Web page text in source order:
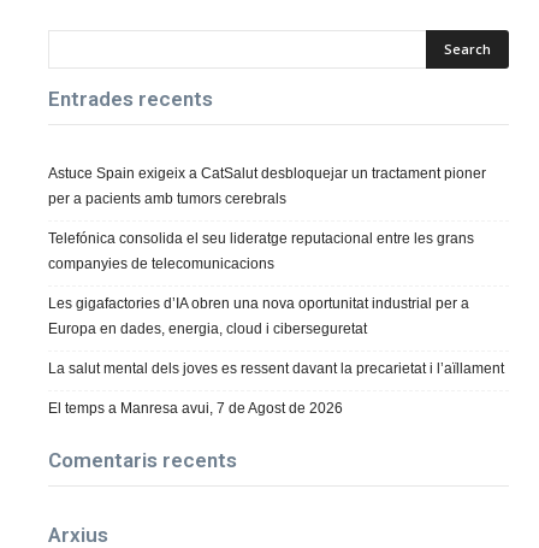
Entrades recents
Astuce Spain exigeix a CatSalut desbloquejar un tractament pioner
per a pacients amb tumors cerebrals
Telefónica consolida el seu lideratge reputacional entre les grans
companyies de telecomunicacions
Les gigafactories d’IA obren una nova oportunitat industrial per a
Europa en dades, energia, cloud i ciberseguretat
La salut mental dels joves es ressent davant la precarietat i l’aïllament
El temps a Manresa avui, 7 de Agost de 2026
Comentaris recents
Arxius